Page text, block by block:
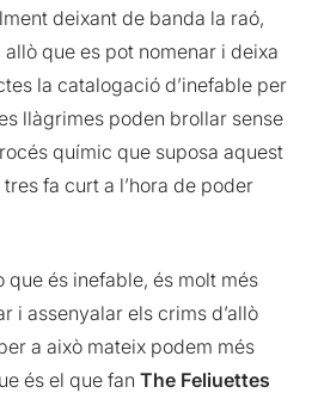
deixant de banda la raó,
que es pot nomenar i deixa
la catalogació d’inefable per
llàgrimes poden brollar sense
químic que suposa aquest
fa curt a l’hora de poder
que és inefable, és molt més
i assenyalar els crims d’allò
a això mateix podem més
és el que fanThe Feliuettes